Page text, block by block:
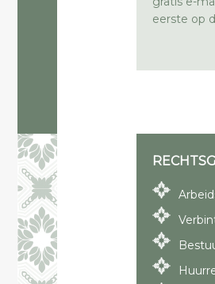
eerste op